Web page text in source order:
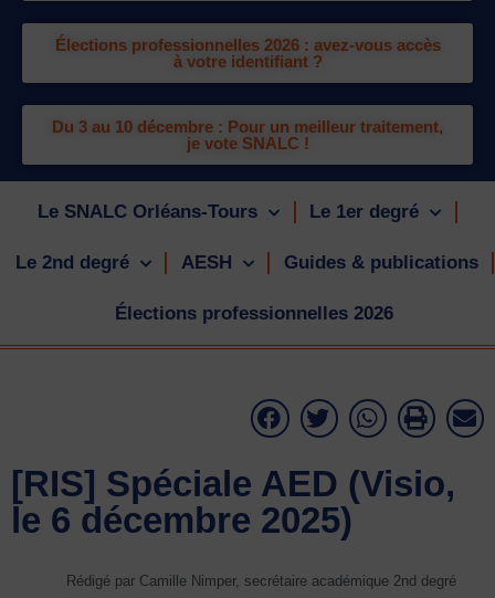
Élections professionnelles 2026 : avez-vous accès
à votre identifiant ?
Du 3 au 10 décembre : Pour un meilleur traitement,
je vote SNALC !
Le SNALC Orléans-Tours Le 1er degré
Le 2nd degré AESH Guides & publications
Élections professionnelles 2026
[RIS] Spéciale AED (Visio,
le 6 décembre 2025)
Rédigé par Camille Nimper, secrétaire académique 2nd degré